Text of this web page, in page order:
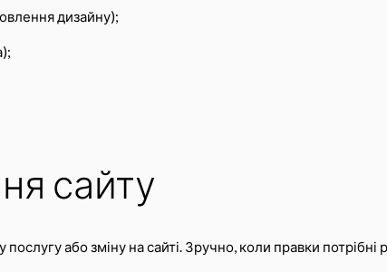
дизайну);
сайту
або зміну на сайті. Зручно, коли правки потрібні